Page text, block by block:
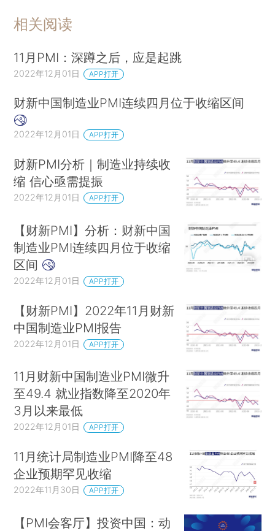
相关阅读
11月PMI：深蹲之后，应是起跳
2022年12月01日 APP打开
财新中国制造业PMI连续四月位于收缩区间
2022年12月01日 APP打开
财新PMI分析｜制造业持续收
缩 信心亟需提振
2022年12月01日 APP打开
【财新PMI】分析：财新中国
制造业PMI连续四月位于收缩
区间
2022年12月01日 APP打开
【财新PMI】2022年11月财新
中国制造业PMI报告
2022年12月01日 APP打开
11月财新中国制造业PMI微升
至49.4 就业指数降至2020年
3月以来最低
2022年12月01日 APP打开
11月统计局制造业PMI降至48
企业预期罕见收缩
2022年11月30日 APP打开
【PMI会客厅】投资中国：动